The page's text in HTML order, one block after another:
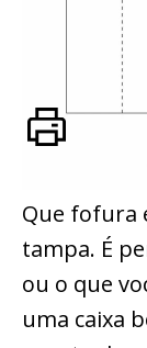
Que fofura
tampa. É
ou o que
uma caixa